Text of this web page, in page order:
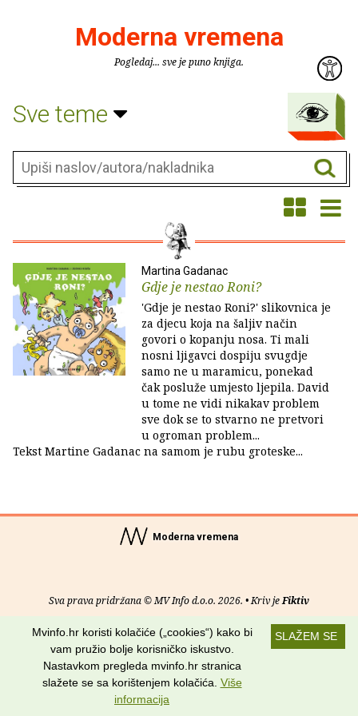
Moderna vremena
Pogledaj... sve je puno knjiga.
Sve teme
Martina Gadanac
Gdje je nestao Roni?
'Gdje je nestao Roni?' slikovnica je
za djecu koja na šaljiv način
govori o kopanju nosa. Ti mali
nosni ljigavci dospiju svugdje
samo ne u maramicu, ponekad
čak posluže umjesto ljepila. David
u tome ne vidi nikakav problem
sve dok se to stvarno ne pretvori
u ogroman problem...
Tekst Martine Gadanac na samom je rubu groteske...
Moderna vremena
Sva prava pridržana © MV Info d.o.o. 2026. • Kriv jeFiktiv
O nama• Pomoć•Uvjeti korištenja•RSS kanali
Potraži nas na:
SLAŽEM SE
Mvinfo.hr koristi kolačiće („cookies“) kako bi
vam pružio bolje korisničko iskustvo.
Nastavkom pregleda mvinfo.hr stranica
slažete se sa korištenjem kolačića. Više
informacija